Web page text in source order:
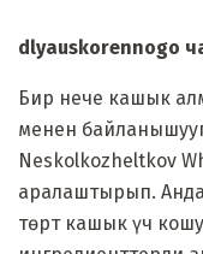
dlyauskorennogo
Бир нече кашык
менен
Neskolkozheltkov
аралаштырып.
төрт кашык үч